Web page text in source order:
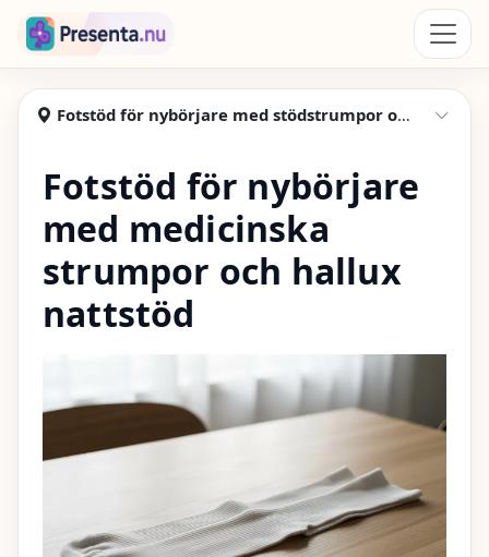
Hoppa till huvudinnehåll
Presenta
Fotstöd för nybörjare med stödstrumpor och nattstöd
Fotstöd för nybörjare
med medicinska
strumpor och hallux
nattstöd